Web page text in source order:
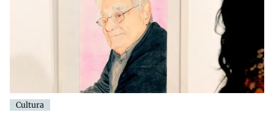
Cultura